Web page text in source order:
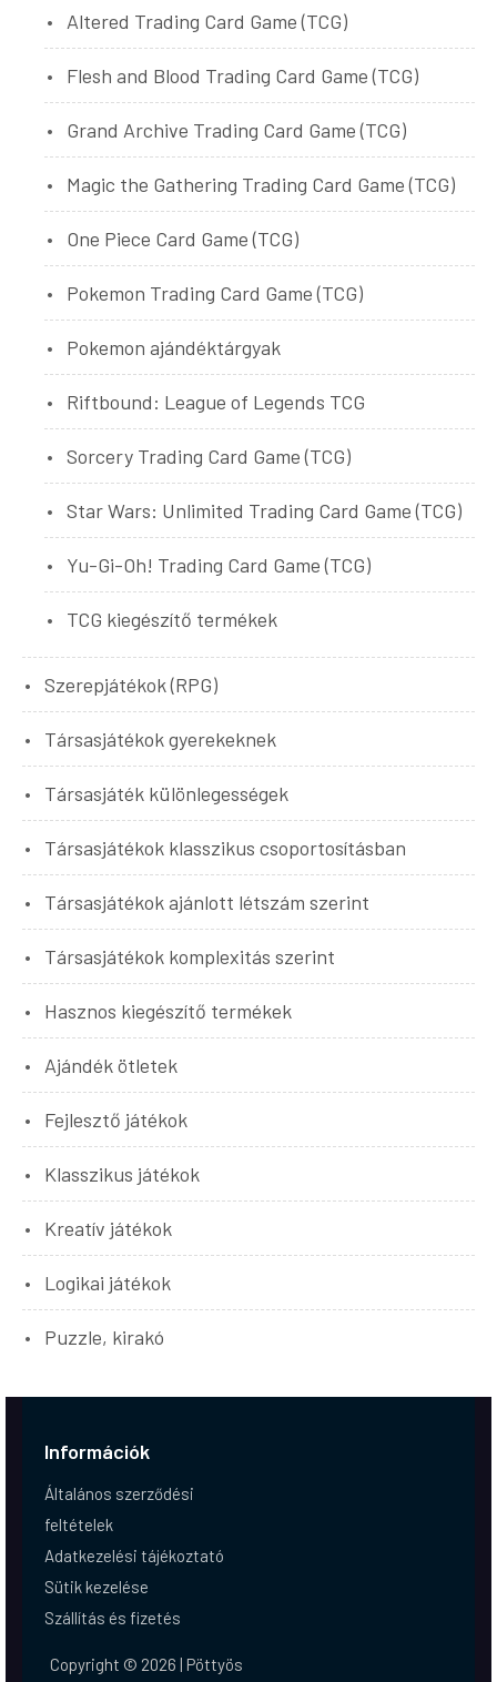
Altered Trading Card Game (TCG)
Flesh and Blood Trading Card Game (TCG)
Grand Archive Trading Card Game (TCG)
Magic the Gathering Trading Card Game (TCG)
One Piece Card Game (TCG)
Pokemon Trading Card Game (TCG)
Pokemon ajándéktárgyak
Riftbound: League of Legends TCG
Sorcery Trading Card Game (TCG)
Star Wars: Unlimited Trading Card Game (TCG)
Yu-Gi-Oh! Trading Card Game (TCG)
TCG kiegészítő termékek
Szerepjátékok (RPG)
Társasjátékok gyerekeknek
Társasjáték különlegességek
Társasjátékok klasszikus csoportosításban
Társasjátékok ajánlott létszám szerint
Társasjátékok komplexitás szerint
Hasznos kiegészítő termékek
Ajándék ötletek
Fejlesztő játékok
Klasszikus játékok
Kreatív játékok
Logikai játékok
Puzzle, kirakó
Információk
Általános szerződési
feltételek
Adatkezelési tájékoztató
Sütik kezelése
Szállítás és fizetés
Copyright © 2026 | Pöttyös